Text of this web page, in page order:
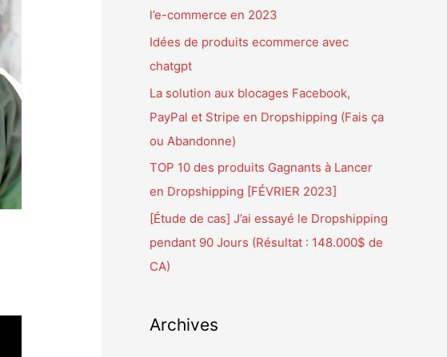
c
h
e
l’e-commerce en 2023
Idées de produits ecommerce avec
chatgpt
La solution aux blocages Facebook,
PayPal et Stripe en Dropshipping (Fais ça
ou Abandonne)
TOP 10 des produits Gagnants à Lancer
en Dropshipping [FÉVRIER 2023]
[Étude de cas] J’ai essayé le Dropshipping
pendant 90 Jours (Résultat : 148.000$ de
CA)
Archives